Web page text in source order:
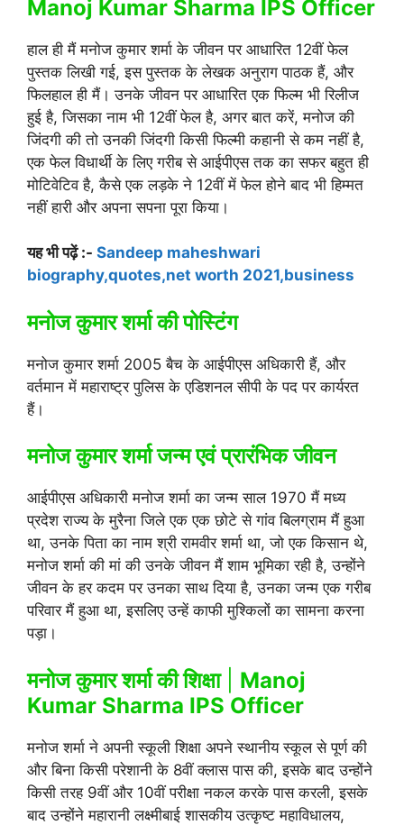
Manoj Kumar Sharma IPS Officer
हाल ही मैं मनोज कुमार शर्मा के जीवन पर आधारित 12वीं फेल
पुस्तक लिखी गई, इस पुस्तक के लेखक अनुराग पाठक हैं, और
फिलहाल ही मैं। उनके जीवन पर आधारित एक फिल्म भी रिलीज
हुई है, जिसका नाम भी 12वीं फेल है, अगर बात करें, मनोज की
जिंदगी की तो उनकी जिंदगी किसी फिल्मी कहानी से कम नहीं है,
एक फेल विधार्थी के लिए गरीब से आईपीएस तक का सफर बहुत ही
मोटिवेटिव है, कैसे एक लड़के ने 12वीं में फेल होने बाद भी हिम्मत
नहीं हारी और अपना सपना पूरा किया।
यह भी पढ़ें :- Sandeep maheshwari
biography,quotes,net worth 2021,business
मनोज कुमार शर्मा की पोस्टिंग
मनोज कुमार शर्मा 2005 बैच के आईपीएस अधिकारी हैं, और
वर्तमान में महाराष्ट्र पुलिस के एडिशनल सीपी के पद पर कार्यरत
हैं।
मनोज कुमार शर्मा जन्म एवं प्रारंभिक जीवन
आईपीएस अधिकारी मनोज शर्मा का जन्म साल 1970 मैं मध्य
प्रदेश राज्य के मुरैना जिले एक एक छोटे से गांव बिलग्राम मैं हुआ
था, उनके पिता का नाम श्री रामवीर शर्मा था, जो एक किसान थे,
मनोज शर्मा की मां की उनके जीवन मैं शाम भूमिका रही है, उन्होंने
जीवन के हर कदम पर उनका साथ दिया है, उनका जन्म एक गरीब
परिवार मैं हुआ था, इसलिए उन्हें काफी मुश्किलों का सामना करना
पड़ा।
मनोज कुमार शर्मा की शिक्षा| Manoj
Kumar Sharma IPS Officer
मनोज शर्मा ने अपनी स्कूली शिक्षा अपने स्थानीय स्कूल से पूर्ण की
और बिना किसी परेशानी के 8वीं क्लास पास की, इसके बाद उन्होंने
किसी तरह 9वीं और 10वीं परीक्षा नकल करके पास करली, इसके
बाद उन्होंने महारानी लक्ष्मीबाई शासकीय उत्कृष्ट महाविधालय,